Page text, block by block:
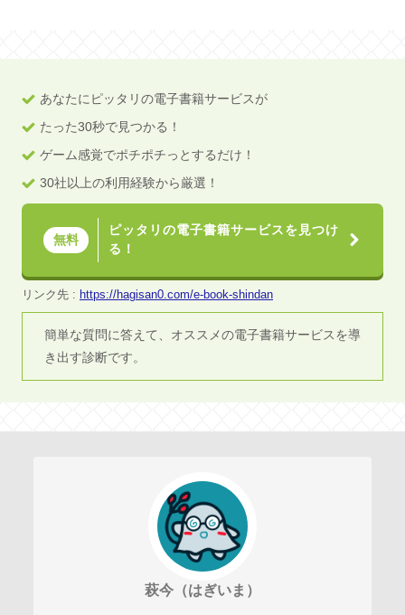
あなたにピッタリの電子書籍サービスが
たった30秒で見つかる！
ゲーム感覚でポチポチっとするだけ！
30社以上の利用経験から厳選！
無料
ピッタリの電子書籍サービスを見つけ
る！
リンク先 : https://hagisan0.com/e-book-shindan
簡単な質問に答えて、オススメの電子書籍サービスを導
き出す診断です。
萩今（はぎいま）